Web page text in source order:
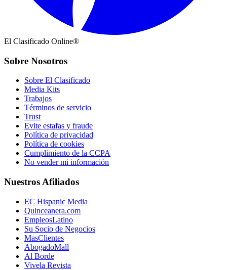
El Clasificado Online®
Sobre Nosotros
Sobre El Clasificado
Media Kits
Trabajos
Términos de servicio
Trust
Evite estafas y fraude
Política de privacidad
Política de cookies
Cumplimiento de la CCPA
No vender mi información
Nuestros Afiliados
EC Hispanic Media
Quinceanera.com
EmpleosLatino
Su Socio de Negocios
MasClientes
AbogadoMall
Al Borde
Vivela Revista